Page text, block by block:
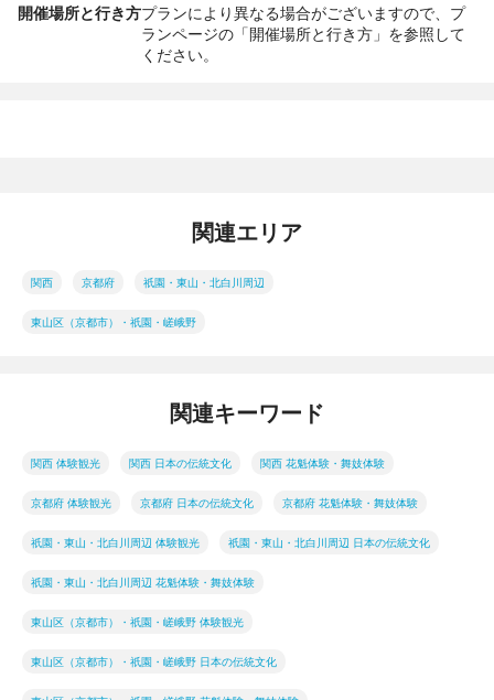
開催場所と行き方プランにより異なる場合がございますので、プ
ランページの「開催場所と行き方」を参照して
ください。
関連エリア
関西 京都府 祇園・東山・北白川周辺
東山区（京都市）・祇園・嵯峨野
関連キーワード
関西 体験観光 関西 日本の伝統文化 関西 花魁体験・舞妓体験
京都府 体験観光 京都府 日本の伝統文化 京都府 花魁体験・舞妓体験
祇園・東山・北白川周辺 体験観光 祇園・東山・北白川周辺 日本の伝統文化
祇園・東山・北白川周辺 花魁体験・舞妓体験
東山区（京都市）・祇園・嵯峨野 体験観光
東山区（京都市）・祇園・嵯峨野 日本の伝統文化